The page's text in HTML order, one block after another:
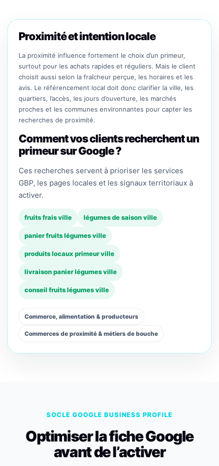
Proximité et intention locale
La proximité influence fortement le choix d’un primeur,
surtout pour les achats rapides et réguliers. Mais le client
choisit aussi selon la fraîcheur perçue, les horaires et les
avis. Le référencement local doit donc clarifier la ville, les
quartiers, l’accès, les jours d’ouverture, les marchés
proches et les communes environnantes pour capter les
recherches de proximité.
Comment vos clients recherchent un
primeur sur Google ?
Ces recherches servent à prioriser les services
GBP, les pages locales et les signaux territoriaux à
activer.
fruits frais ville légumes de saison ville
panier fruits légumes ville
produits locaux primeur ville
livraison panier légumes ville
conseil fruits légumes ville
Commerce, alimentation & producteurs
Commerces de proximité & métiers de bouche
SOCLE GOOGLE BUSINESS PROFILE
Optimiser la fiche Google
avant de l’activer